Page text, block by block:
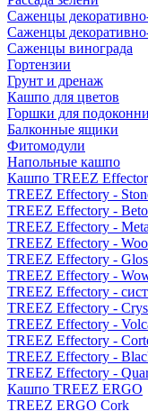
Саженцы
Саженцы
Саженцы винограда
Гортензии
Грунт и дренаж
Кашпо для цветов
Горшки для
Балконные ящики
Фитомодули
Напольные кашпо
Кашпо TREEZ
TREEZ Effectory -
TREEZ Effectory -
TREEZ Effectory -
TREEZ Effectory -
TREEZ Effectory -
TREEZ Effectory -
TREEZ Effectory -
TREEZ Effectory -
TREEZ Effectory -
TREEZ Effectory -
TREEZ Effectory -
TREEZ Effectory -
Кашпо TREEZ ERGO
TREEZ ERGO Cork